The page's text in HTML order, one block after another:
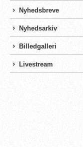
Nyhedsbreve
Nyhedsarkiv
Billedgalleri
Livestream